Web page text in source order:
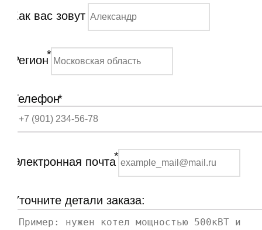
Как вас зовут
Регион*
Телефон*
Электронная почта*
Уточните детали заказа: